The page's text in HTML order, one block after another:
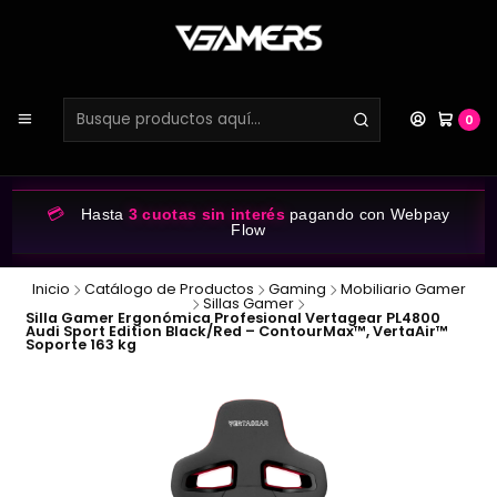
0
💳 Hasta 3 cuotas sin interéspagando con Webpay
Flow
Inicio Catálogo de Productos Gaming Mobiliario Gamer
Sillas Gamer
Silla Gamer Ergonómica Profesional Vertagear PL4800
Audi Sport Edition Black/Red – ContourMax™, VertaAir™
Soporte 163 kg